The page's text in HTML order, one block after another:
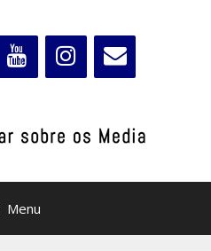
Menu